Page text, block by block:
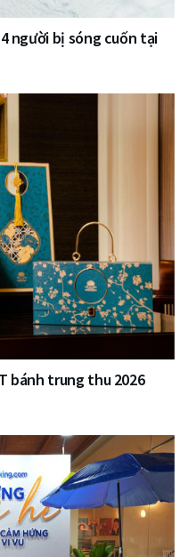
người bị sóng cuốn tại
bánh trung thu 2026